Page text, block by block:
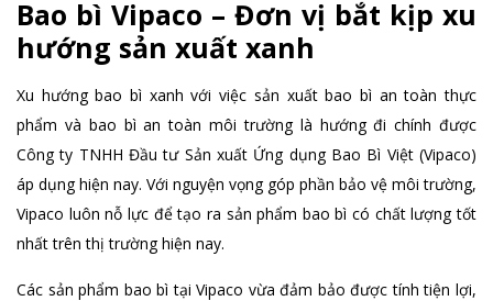
Bao bì Vipaco – Đơn vị bắt kịp xu
hướng sản xuất xanh
Xu hướng bao bì xanh với việc sản xuất bao bì an toàn thực
phẩm và bao bì an toàn môi trường là hướng đi chính được
Công ty TNHH Đầu tư Sản xuất Ứng dụng Bao Bì Việt (Vipaco)
áp dụng hiện nay. Với nguyện vọng góp phần bảo vệ môi trường,
Vipaco luôn nỗ lực để tạo ra sản phẩm bao bì có chất lượng tốt
nhất trên thị trường hiện nay.
Các sản phẩm bao bì tại Vipaco vừa đảm bảo được tính tiện lợi,